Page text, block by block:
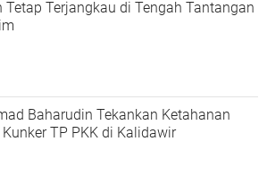
Tetap Terjangkau di Tengah Tantangan
Baharudin Tekankan Ketahanan
TP PKK di Kalidawir